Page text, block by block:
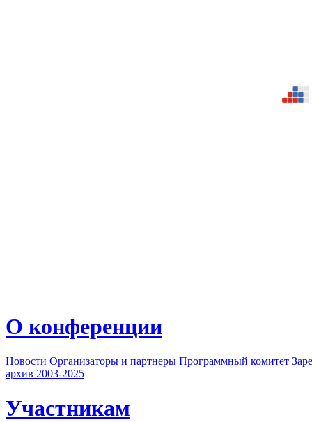
О конференции
Новости Организаторы и партнеры Программный комитет
архив 2003-2025
Участникам